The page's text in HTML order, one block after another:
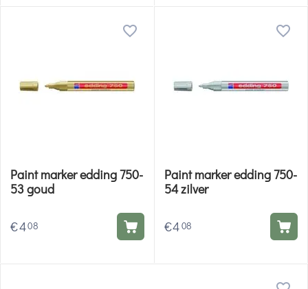
Paint marker edding 750-
53 goud
€408
Paint marker edding 750-
54 zilver
€408